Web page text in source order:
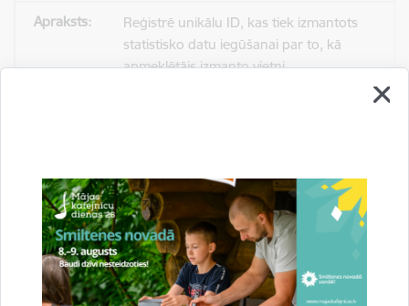
Reģistrē unikālu ID, kas tiek izmantots
statistisko datu iegūšanai par to, kā
apmeklētājs izmanto vietni.
Statistikas sīkdatnes (nepieciešamas, lai
uzlabotu vietnes darbību un
pakalpojumus)
Izmanto Google Analytics, lai samazinātu